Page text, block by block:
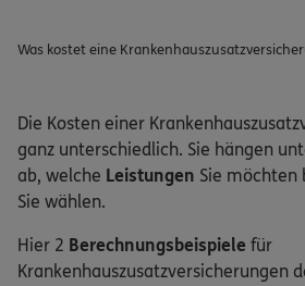
Was kostet eine
Die Kosten einer
ganz unterschiedlich. Sie hängen
ab, welche Leistungen Sie möchten
Sie wählen.
Hier 2 Berechnungsbeispiele für
Krankenhauszusatzversicherungen